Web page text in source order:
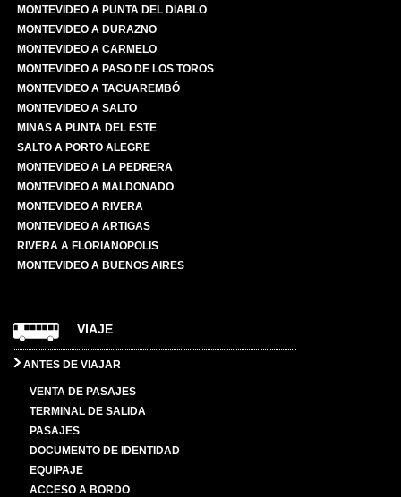
MONTEVIDEO A PUNTA DEL DIABLO
MONTEVIDEO A DURAZNO
MONTEVIDEO A CARMELO
MONTEVIDEO A PASO DE LOS TOROS
MONTEVIDEO A TACUAREMBÓ
MONTEVIDEO A SALTO
MINAS A PUNTA DEL ESTE
SALTO A PORTO ALEGRE
MONTEVIDEO A LA PEDRERA
MONTEVIDEO A MALDONADO
MONTEVIDEO A RIVERA
MONTEVIDEO A ARTIGAS
RIVERA A FLORIANOPOLIS
MONTEVIDEO A BUENOS AIRES
VIAJE
ANTES DE VIAJAR
VENTA DE PASAJES
TERMINAL DE SALIDA
PASAJES
DOCUMENTO DE IDENTIDAD
EQUIPAJE
ACCESO A BORDO